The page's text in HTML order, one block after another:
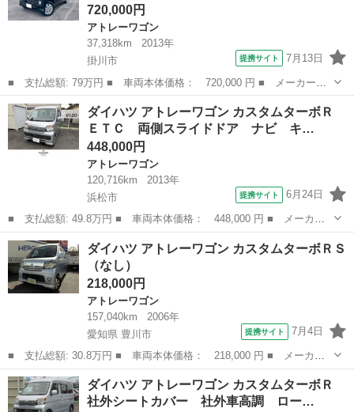
720,000円
アトレーワゴン
37,318km
2013年
掛川市
提携サイト 7月13日
■ 支払総額: 79万円 ■ 車両本体価格： 720,000 円 ■ メーカー
名： ダイハツ ■ 車種名： アトレーワゴン ■ グレード名： カ
スタムターボＲＳリミテッド 両側スライド片側電動 ＢＬＵＥＴＯ
ＯＴＨオーディオ...
静岡 掛川市 アトレーワゴン
ダイハツ アトレーワゴン カスタムターボＲ
ＥＴＣ 両側スライドドア ナビ キ…
448,000円
アトレーワゴン
120,716km
2013年
浜松市
提携サイト 6月24日
■ 支払総額: 49.8万円 ■ 車両本体価格： 448,000 円 ■ メーカー
名： ダイハツ ■ 車種名： アトレーワゴン ■ グレード名： カ
スタムターボＲ ＥＴＣ 両側スライドドア ナビ キーレスエント
リー 電動格...
静岡 浜松市 アトレーワゴン
ダイハツ アトレーワゴン カスタムターボＲＳ
（なし）
218,000円
アトレーワゴン
157,040km
2006年
愛知県 豊川市
提携サイト 7月4日
■ 支払総額: 30.8万円 ■ 車両本体価格： 218,000 円 ■ メーカー
名： ダイハツ ■ 車種名： アトレーワゴン ■ グレード名： カ
スタムターボＲＳ ■ 排気量： 660cc ■ ドア枚数： 5D ■ ミッ...
愛知 豊川市 アトレーワゴン
ダイハツ アトレーワゴン カスタムターボＲ
社外シートカバー 社外車高調 ロー…